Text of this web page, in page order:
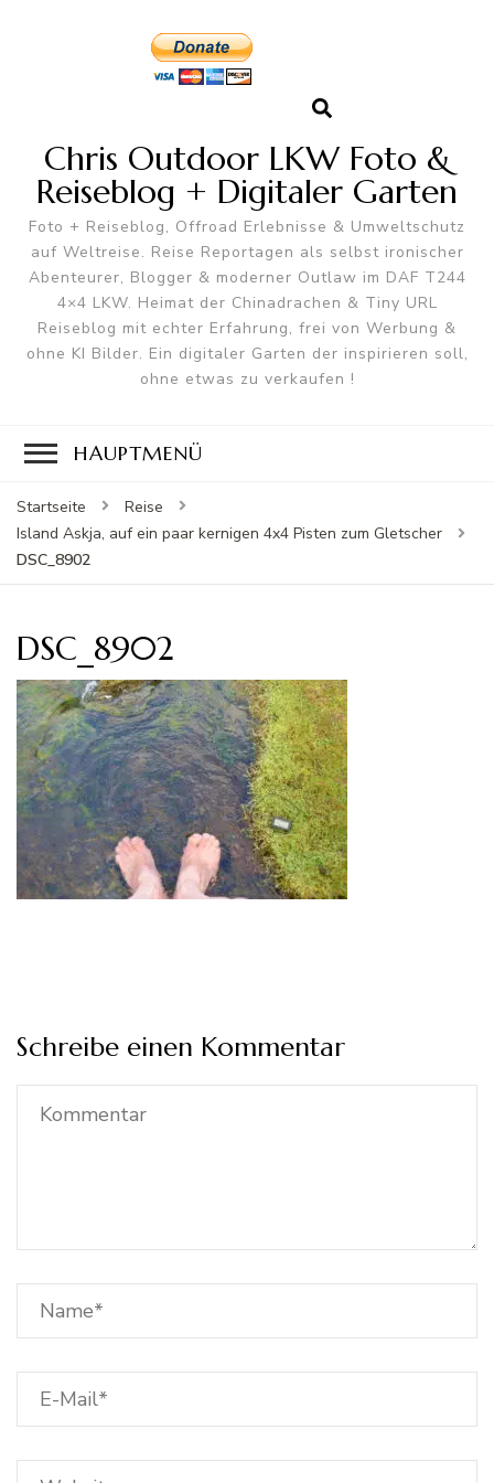
Chris Outdoor LKW Foto &
Reiseblog + Digitaler Garten
Foto + Reiseblog, Offroad Erlebnisse & Umweltschutz
auf Weltreise. Reise Reportagen als selbst ironischer
Abenteurer, Blogger & moderner Outlaw im DAF T244
4×4 LKW. Heimat der Chinadrachen & Tiny URL
Reiseblog mit echter Erfahrung, frei von Werbung &
ohne KI Bilder. Ein digitaler Garten der inspirieren soll,
ohne etwas zu verkaufen !
HAUPTMENÜ
Startseite
Reise
Island Askja, auf ein paar kernigen 4x4 Pisten zum Gletscher
DSC_8902
DSC_8902
Schreibe einen Kommentar